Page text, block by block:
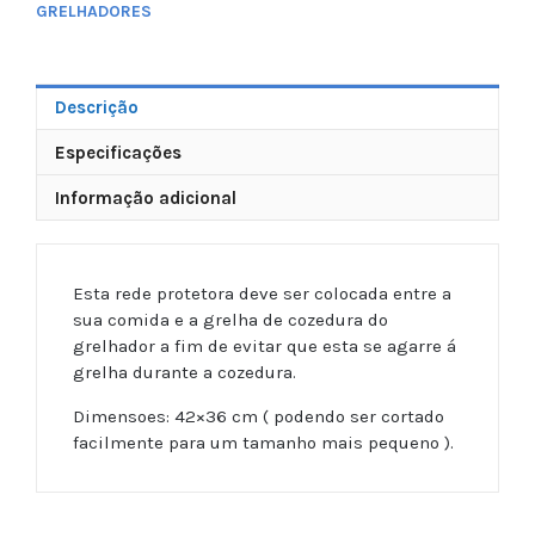
GRELHADORES
Descrição
Especificações
Informação adicional
Esta rede protetora deve ser colocada entre a
sua comida e a grelha de cozedura do
grelhador a fim de evitar que esta se agarre á
grelha durante a cozedura.
Dimensoes: 42×36 cm ( podendo ser cortado
facilmente para um tamanho mais pequeno ).